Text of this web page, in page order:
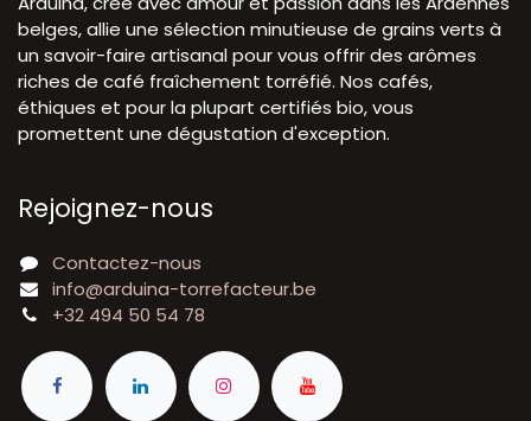
belges, allie une sélection minutieuse de grains verts à
un savoir-faire artisanal pour vous offrir des arômes
riches de café fraîchement torréfié. Nos cafés,
éthiques et pour la plupart certifiés bio, vous
promettent une dégustation d'exception.
Rejoignez-nous
Contactez-nous
info@arduina-torrefacteur.be
+32 494 50 54 78